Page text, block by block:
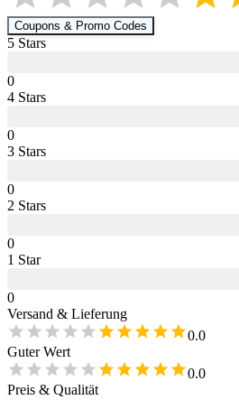
Coupons & Promo Codes
5 Stars
0
4 Stars
0
3 Stars
0
2 Stars
0
1 Star
0
Versand & Lieferung
0.0
Guter Wert
0.0
Preis & Qualität